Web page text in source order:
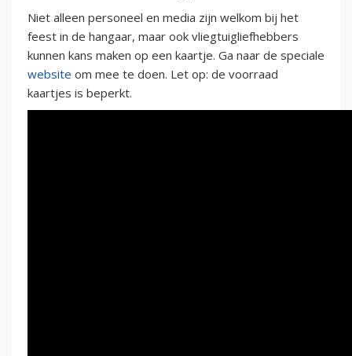
Niet alleen personeel en media zijn welkom bij het
feest in de hangaar, maar ook vliegtuigliefhebbers
kunnen kans maken op een kaartje. Ga naar de speciale
website om mee te doen. Let op: de voorraad
kaartjes is beperkt.